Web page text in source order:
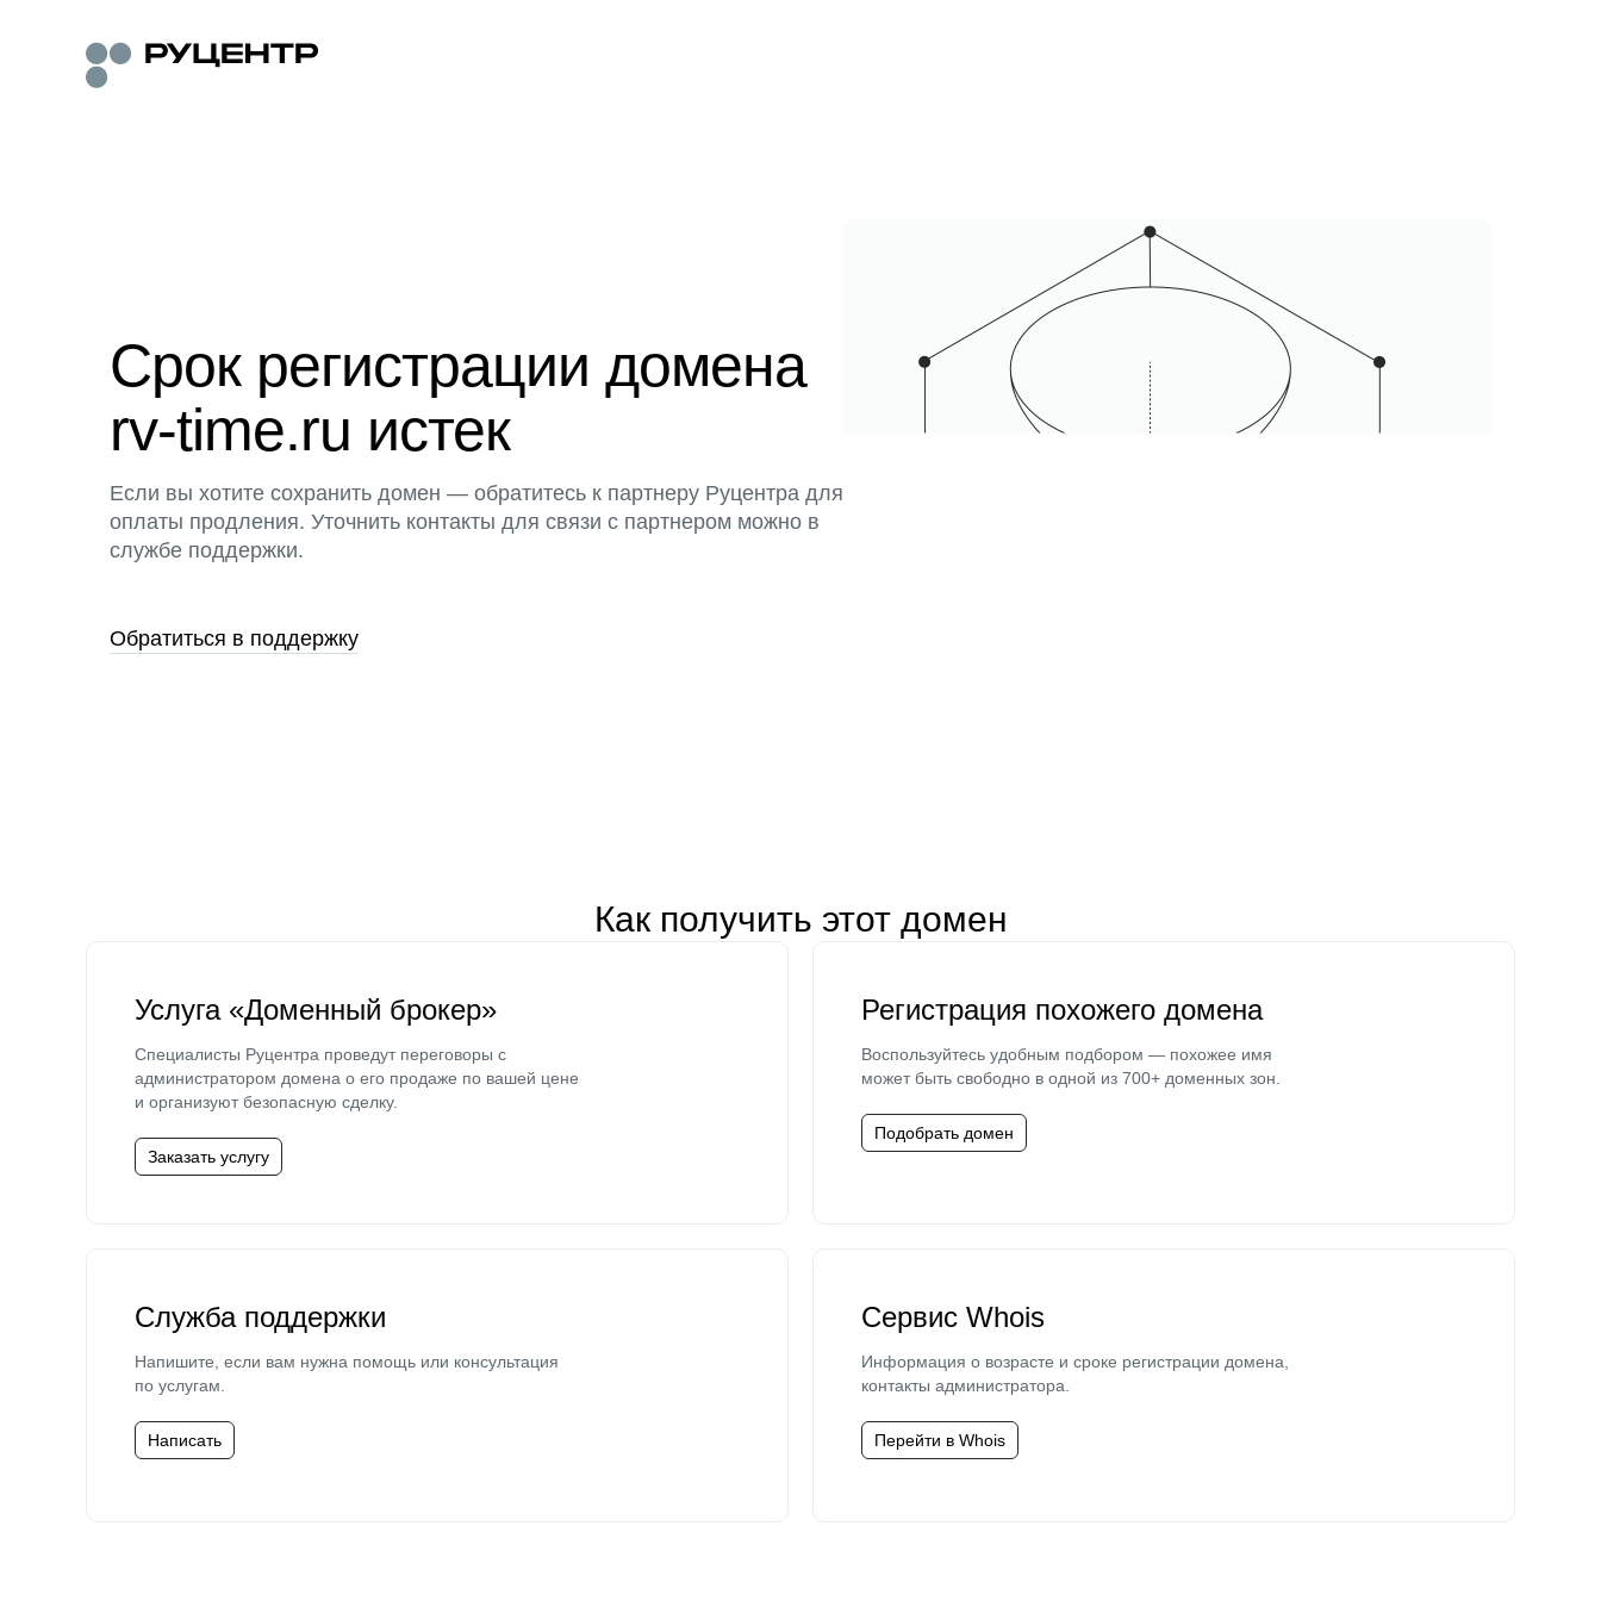
Срок регистрации домена
rv-time.ru истек
Если вы хотите сохранить домен — обратитесь к партнеру Руцентра для
оплаты продления. Уточнить контакты для связи с партнером можно в
службе поддержки.
Обратиться в поддержку
Как получить этот домен
Услуга «Доменный брокер»
Специалисты Руцентра проведут переговоры с
администратором домена о его продаже по вашей цене
и организуют безопасную сделку.
Заказать услугу
Регистрация похожего домена
Воспользуйтесь удобным подбором — похожее имя
может быть свободно в одной из 700+ доменных зон.
Подобрать домен
Служба поддержки
Напишите, если вам нужна помощь или консультация
по услугам.
Написать
Сервис Whois
Информация о возрасте и сроке регистрации домена,
контакты администратора.
Перейти в Whois